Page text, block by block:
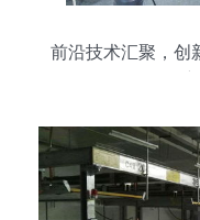
前沿技术汇聚，创